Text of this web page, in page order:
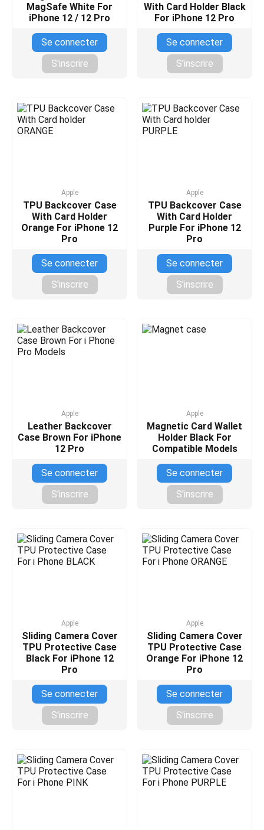
MagSafe White For
iPhone 12 / 12 Pro
Se connecter
S'inscrire
With Card Holder Black
For iPhone 12 Pro
Se connecter
S'inscrire
Apple
TPU Backcover Case
With Card Holder
Orange For iPhone 12
Pro
Se connecter
S'inscrire
Apple
TPU Backcover Case
With Card Holder
Purple For iPhone 12
Pro
Se connecter
S'inscrire
Apple
Leather Backcover
Case Brown For iPhone
12 Pro
Se connecter
S'inscrire
Apple
Magnetic Card Wallet
Holder Black For
Compatible Models
Se connecter
S'inscrire
Apple
Sliding Camera Cover
TPU Protective Case
Black For iPhone 12
Pro
Se connecter
S'inscrire
Apple
Sliding Camera Cover
TPU Protective Case
Orange For iPhone 12
Pro
Se connecter
S'inscrire